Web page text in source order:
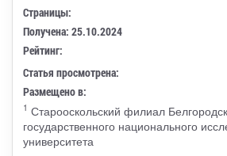
Страницы:
Получена: 25.10.2024
Рейтинг:
Статья просмотрена:
Размещено в:
1 Старооскольский филиал
государственного национального
университета